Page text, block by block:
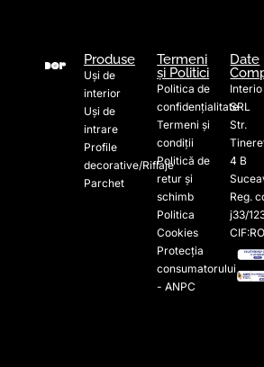
Produse
Uși de
interior
Uși de
intrare
Profile
decorative/Riflaje
Parchet
Termeni
și Politici
Politica de
confidențialitate
Termeni și
condiții
Politică de
retur și
schimb
Politica
Cookies
Protecția
consumatorului
- ANPC
Date
SRL
Str.
4 B
Reg.
j33/